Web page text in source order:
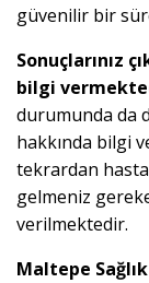
güvenilir bir
Sonuçlarınız
bilgi
durumunda da
hakkında bilgi
tekrardan
gelmeniz
verilmektedir.
Maltepe